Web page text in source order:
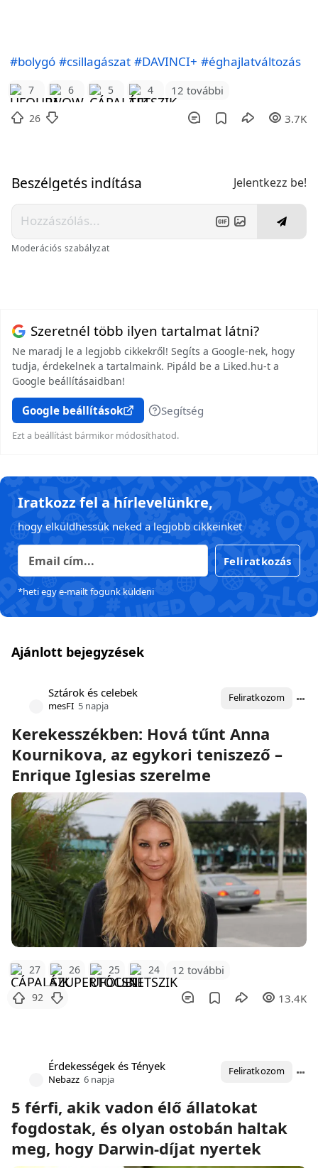
#bolygó #csillagászat #DAVINCI+ #éghajlatváltozás
7 6 5 4 12 további
26 3.7K
Beszélgetés indítása Jelentkezz be!
Moderációs szabályzat
Szeretnél több ilyen tartalmat látni?
Ne maradj le a legjobb cikkekről! Segíts a Google-nek, hogy
tudja, érdekelnek a tartalmaink. Pipáld be a Liked.hu-t a
Google beállításaidban!
Google beállítások Segítség
Ezt a beállítást bármikor módosíthatod.
Iratkozz fel a hírlevelünkre,
hogy elküldhessük neked a legjobb cikkeinket
Feliratkozás
*heti egy e-mailt fogunk küldeni
Ajánlott bejegyzések
Sztárok és celebek
mesFI 5 napja
Feliratkozom
Kerekesszékben: Hová tűnt Anna
Kournikova, az egykori teniszező –
Enrique Iglesias szerelme
27 26 25 24 12 további
92 13.4K
Érdekességek és Tények
Nebazz 6 napja
Feliratkozom
5 férfi, akik vadon élő állatokat
fogdostak, és olyan ostobán haltak
meg, hogy Darwin-díjat nyertek